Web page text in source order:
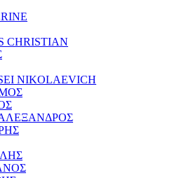
CHRISTIAN
NIKOLAEVICH